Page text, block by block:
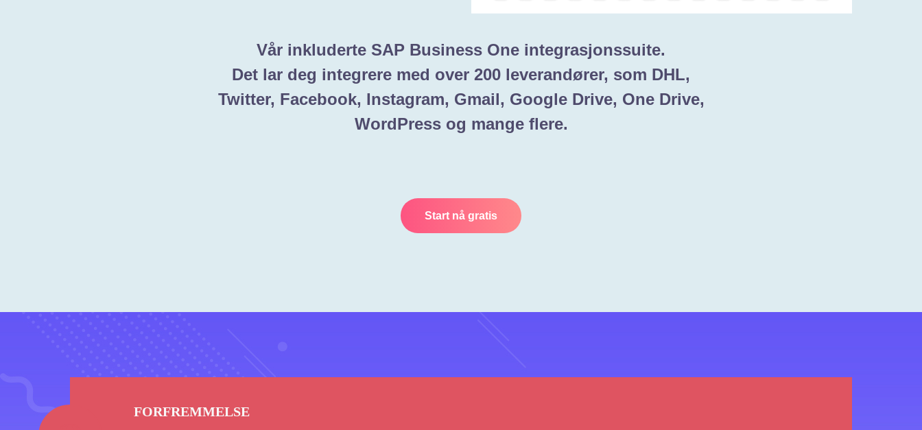
Vår inkluderte SAP Business One integrasjonssuite.
Det lar deg integrere med over 200 leverandører, som DHL,
Twitter, Facebook, Instagram, Gmail, Google Drive, One Drive,
WordPress og mange flere.
Start nå gratis
FORFREMMELSE